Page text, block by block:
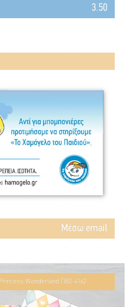
3.50
Mέσω email
Princess Wonderland ΠΒ2-4162